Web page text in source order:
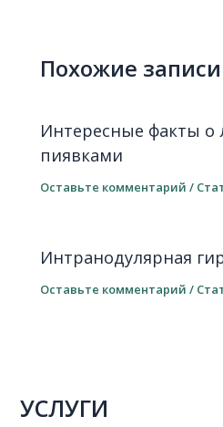
УСЛУГИ
Похожие записи
Интересные факты о
пиявками
Оставьте комментарий /
Интранодулярная
Оставьте комментарий /